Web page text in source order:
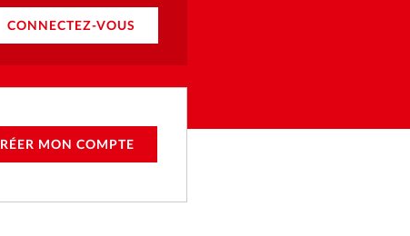
CONNECTEZ-VOUS
MON COMPTE